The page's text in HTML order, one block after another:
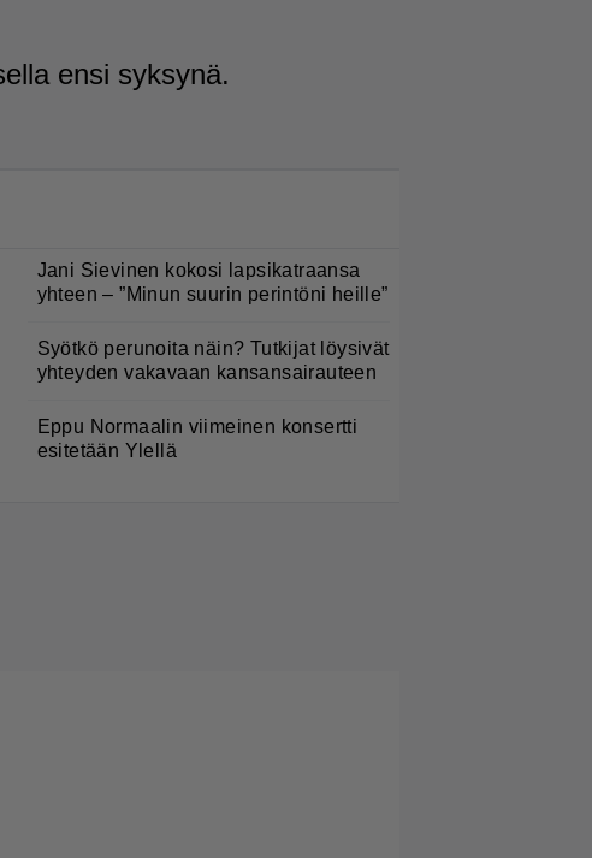
ensi syksynä.
Jani Sievinen kokosi lapsikatraansa
yhteen – ”Minun suurin perintöni heille”
Syötkö perunoita näin? Tutkijat löysivät
yhteyden vakavaan kansansairauteen
Eppu Normaalin viimeinen konsertti
esitetään Ylellä